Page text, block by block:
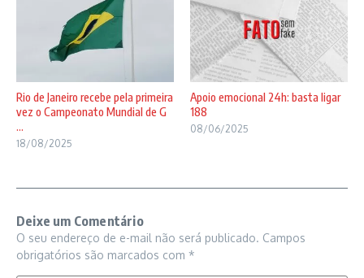
Rio de Janeiro recebe pela primeira
vez o Campeonato Mundial de G
...
18/08/2025
Apoio emocional 24h: basta ligar
188
08/06/2025
Deixe um Comentário
O seu endereço de e-mail não será publicado. Campos
obrigatórios são marcados com *